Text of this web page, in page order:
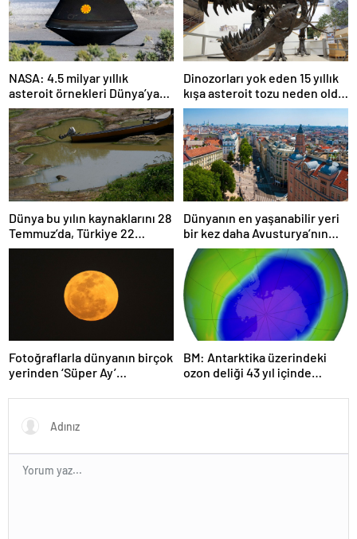
NASA: 4.5 milyar yıllık
asteroit örnekleri Dünya’ya
getirildi; yaşamın
başlangıcına ışık tutabilir
Dinozorları yok eden 15 yıllık
kışa asteroit tozu neden oldu
| Araştırma
Dünya bu yılın kaynaklarını 28
Temmuz’da, Türkiye 22
Haziran’da tüketti
Dünyanın en yaşanabilir yeri
bir kez daha Avusturya’nın
başkenti Viyana oldu
Fotoğraflarla dünyanın birçok
yerinden ‘Süper Ay’
BM: Antarktika üzerindeki
ozon deliği 43 yıl içinde